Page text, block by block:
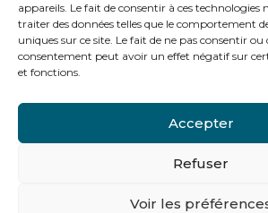
appareils. Le fait de consentir à ces technologies
traiter des données telles que le comportement
uniques sur ce site. Le fait de ne pas consentir ou
consentement peut avoir un effet négatif sur
et fonctions.
Accepter
Refuser
Voir les
Contactez-nous
Tél : + 33 (0)4 74 62 81 44